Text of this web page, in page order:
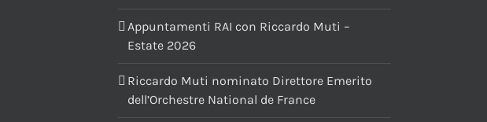
Appuntamenti RAI con Riccardo Muti –
Estate 2026
Riccardo Muti nominato Direttore Emerito
dell’Orchestre National de France